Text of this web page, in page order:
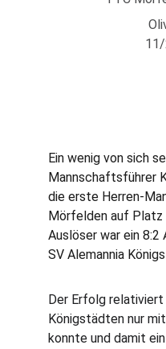
Ein wenig von sich
Mannschaftsführer
die erste Herren-
Mörfelden auf Platz
Auslöser war ein
SV Alemannia
Der Erfolg
Königstädten nur
konnte und damit